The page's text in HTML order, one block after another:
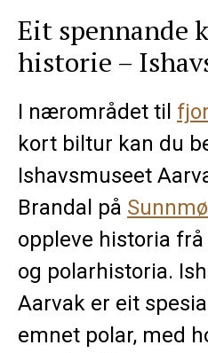
Eit spennande
historie –
I nærområdet til
kort biltur kan du
Ishavsmuseet
Brandal på
oppleve historia
og polarhistoria.
Aarvak er eit
emnet polar, med